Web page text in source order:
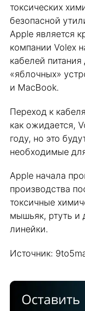
токсических
безопасной
Apple является
компании Volex
кабелей
«яблочных»
и MacBook.
Переход к
как ожидается,
году, но это
необходимые
Apple начала
производства
токсичные
мышьяк, ртуть и
линейки.
Источник: